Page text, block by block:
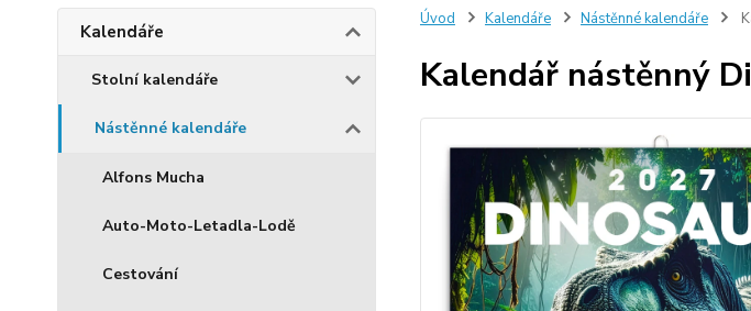
Kalendáře
Stolní kalendáře
Nástěnné kalendáře
Alfons Mucha
Auto-Moto-Letadla-Lodě
Cestování
Úvod Kalendáře Nástěnné kalendáře
Kalendář nástěnný